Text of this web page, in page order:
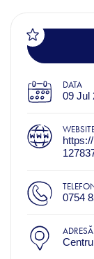
DATA
09 Jul
0754
ADRESĂ